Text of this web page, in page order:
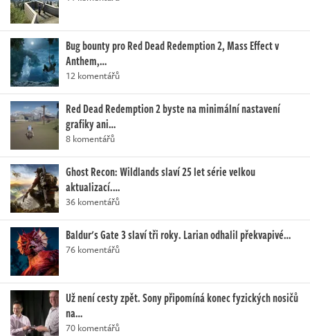
Bug bounty pro Red Dead Redemption 2, Mass Effect v
Anthem,…
12 komentářů
Red Dead Redemption 2 byste na minimální nastavení
grafiky ani…
8 komentářů
Ghost Recon: Wildlands slaví 25 let série velkou
aktualizací.…
36 komentářů
Baldur's Gate 3 slaví tři roky. Larian odhalil překvapivé…
76 komentářů
Už není cesty zpět. Sony připomíná konec fyzických nosičů
na…
70 komentářů